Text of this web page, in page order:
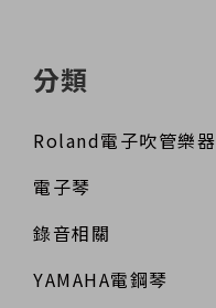
分類
Roland電子吹管樂器
電子琴
錄音相關
YAMAHA電鋼琴